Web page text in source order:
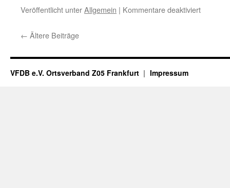
Veröffentlicht unterAllgemein | Kommentare deaktiviertfür
← Ältere Beiträge
VFDB e.V. Ortsverband Z05 Frankfurt Impressum